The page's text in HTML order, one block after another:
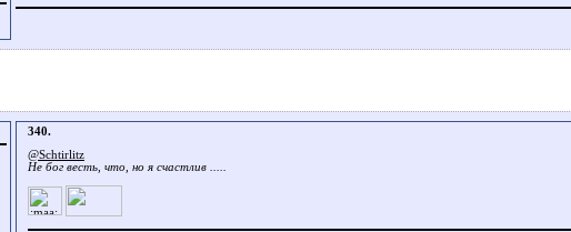
340.
@Schtirlitz
Не бог весть, что, но я счастлив .....